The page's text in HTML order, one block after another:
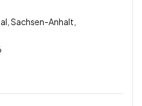
Sachsen-Anhalt,